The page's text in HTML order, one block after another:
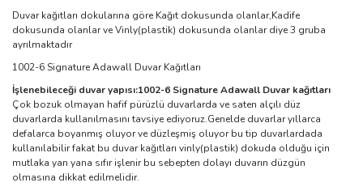
Duvar kağıtları dokularına göre Kağıt dokusunda olanlar,Kadife
dokusunda olanlar ve Vinly(plastik) dokusunda olanlar diye 3 gruba
ayrılmaktadır
1002-6 Signature Adawall Duvar Kağıtları
İşlenebileceği duvar yapısı:1002-6 Signature Adawall Duvar kağıtları
Çok bozuk olmayan hafif pürüzlü duvarlarda ve saten alçılı düz
duvarlarda kullanılmasını tavsiye ediyoruz.Genelde duvarlar yıllarca
defalarca boyanmış oluyor ve düzleşmiş oluyor bu tip duvarlardada
kullanılabilir fakat bu duvar kağıtları vinly(plastik) dokuda olduğu için
mutlaka yan yana sıfır işlenir bu sebepten dolayı duvarın düzgün
olmasına dikkat edilmelidir.